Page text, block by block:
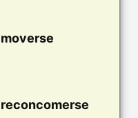
moverse
reconcomerse